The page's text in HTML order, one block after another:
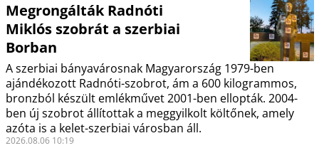
Megrongálták Radnóti
Miklós szobrát a szerbiai
Borban
A szerbiai bányavárosnak Magyarország 1979-ben
ajándékozott Radnóti-szobrot, ám a 600 kilogrammos,
bronzból készült emlékművet 2001-ben ellopták. 2004-
ben új szobrot állítottak a meggyilkolt költőnek, amely
azóta is a kelet-szerbiai városban áll.
2026.08.06 10:19